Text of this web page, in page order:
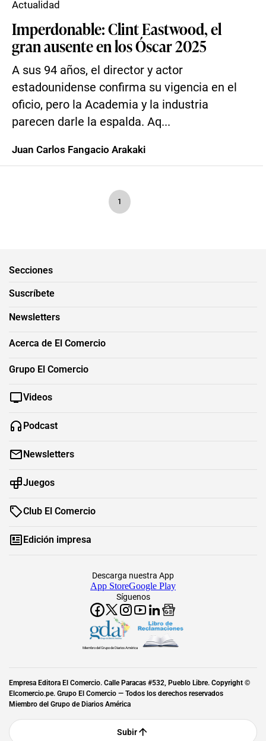
Imperdonable: Clint Eastwood, el
gran ausente en los Óscar 2025
A sus 94 años, el director y actor
estadounidense confirma su vigencia en el
oficio, pero la Academia y la industria
parecen darle la espalda. Aq...
Actualidad
Juan Carlos Fangacio Arakaki
1
Secciones
Suscríbete
Newsletters
Acerca de El Comercio
Grupo El Comercio
Videos
Podcast
Newsletters
Juegos
Club El Comercio
Edición impresa
Síguenos
Descarga nuestra App
App StoreGoogle Play
Miembro del Grupo de Diarios América
Empresa Editora El Comercio. Calle Paracas #532, Pueblo Libre. Copyright ©
Elcomercio.pe. Grupo El Comercio — Todos los derechos reservados
Miembro del Grupo de Diarios América
Subir